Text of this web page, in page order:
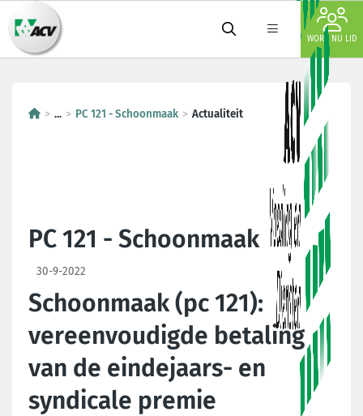
WORD NU LID
... PC 121 - Schoonmaak Actualiteit
PC 121 - Schoonmaak
30-9-2022
Schoonmaak (pc 121):
vereenvoudigde betaling
van de eindejaars- en
syndicale premie